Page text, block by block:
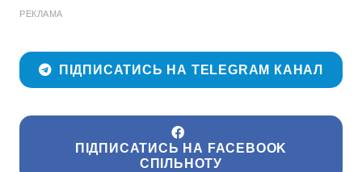
РЕКЛАМА
ПІДПИСАТИСЬ НА TELEGRAM КАНАЛ
ПІДПИСАТИСЬ НА FACEBOOK
СПІЛЬНОТУ